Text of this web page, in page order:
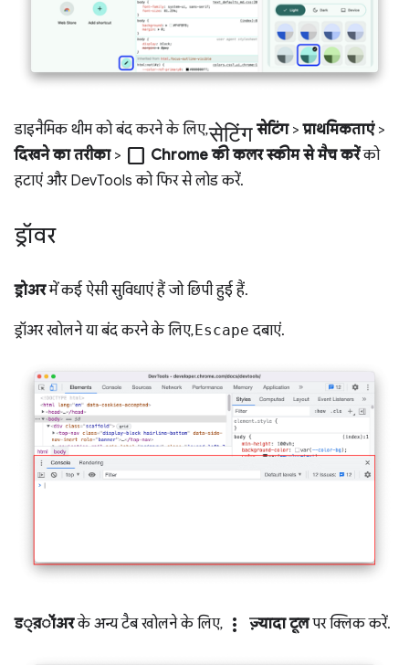
डाइनैमिक थीम को बंद करने के लिए,सेटिंग सेटिंग>प्राथमिकताएं>
दिखने का तरीका> check_box_outline_blank Chrome की कलर स्कीम से मैच करेंको
हटाएं और DevTools को फिर से लोड करें.
ड्रॉवर
ड्रोअरमें कई ऐसी सुविधाएं हैं जो छिपी हुई हैं.
ड्रॉअर खोलने या बंद करने के लिए, Escape दबाएं.
ड্রॉअरके अन्य टैब खोलने के लिए, more_vert ज़्यादा टूलपर क्लिक करें.